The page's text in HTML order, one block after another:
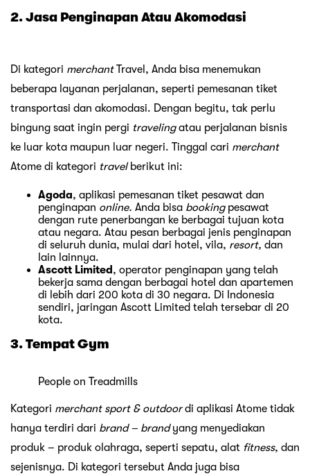
2. Jasa Penginapan Atau Akomodasi
Di kategori merchantTravel, Anda bisa menemukan
beberapa layanan perjalanan, seperti pemesanan tiket
transportasi dan akomodasi. Dengan begitu, tak perlu
bingung saat ingin pergi travelingatau perjalanan bisnis
ke luar kota maupun luar negeri. Tinggal cari merchant
Atome di kategori travel berikut ini:
Agoda, aplikasi pemesanan tiket pesawat dan
penginapan online. Anda bisa booking pesawat
dengan rute penerbangan ke berbagai tujuan kota
atau negara. Atau pesan berbagai jenis penginapan
di seluruh dunia, mulai dari hotel, vila, resort, dan
lain lainnya.
Ascott Limited , operator penginapan yang telah
bekerja sama dengan berbagai hotel dan apartemen
di lebih dari 200 kota di 30 negara. Di Indonesia
sendiri, jaringan Ascott Limited telah tersebar di 20
kota.
3. Tempat Gym
People on Treadmills
Kategori merchant sport & outdoordi aplikasi Atome tidak
hanya terdiri dari brand – brandyang menyediakan
produk – produk olahraga, seperti sepatu, alat fitness, dan
sejenisnya. Di kategori tersebut Anda juga bisa